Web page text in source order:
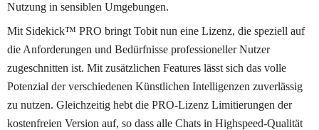
Nutzung in sensiblen Umgebungen.
Mit Sidekick™ PRO bringt Tobit nun eine Lizenz, die speziell auf
die Anforderungen und Bedürfnisse professioneller Nutzer
zugeschnitten ist. Mit zusätzlichen Features lässt sich das volle
Potenzial der verschiedenen Künstlichen Intelligenzen zuverlässig
zu nutzen. Gleichzeitig hebt die PRO-Lizenz Limitierungen der
kostenfreien Version auf, so dass alle Chats in Highspeed-Qualität